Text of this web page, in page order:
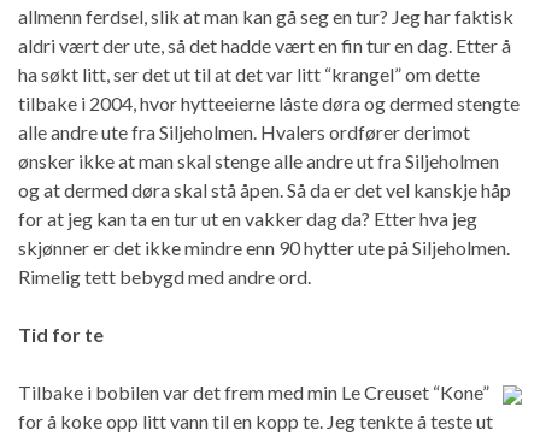
allmenn ferdsel, slik at man kan gå seg en tur? Jeg har faktisk
aldri vært der ute, så det hadde vært en fin tur en dag. Etter å
ha søkt litt, ser det ut til at det var litt “krangel” om dette
tilbake i 2004, hvor hytteeierne låste døra og dermed stengte
alle andre ute fra Siljeholmen. Hvalers ordfører derimot
ønsker ikke at man skal stenge alle andre ut fra Siljeholmen
og at dermed døra skal stå åpen. Så da er det vel kanskje håp
for at jeg kan ta en tur ut en vakker dag da? Etter hva jeg
skjønner er det ikke mindre enn 90 hytter ute på Siljeholmen.
Rimelig tett bebygd med andre ord.
Tid for te
Tilbake i bobilen var det frem med min Le Creuset “Kone”
for å koke opp litt vann til en kopp te. Jeg tenkte å teste ut